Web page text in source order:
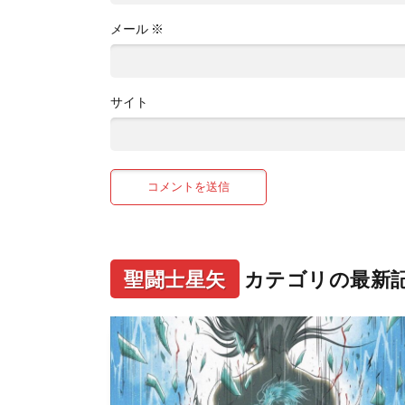
メール ※
サイト
聖闘士星矢 カテゴリの最新